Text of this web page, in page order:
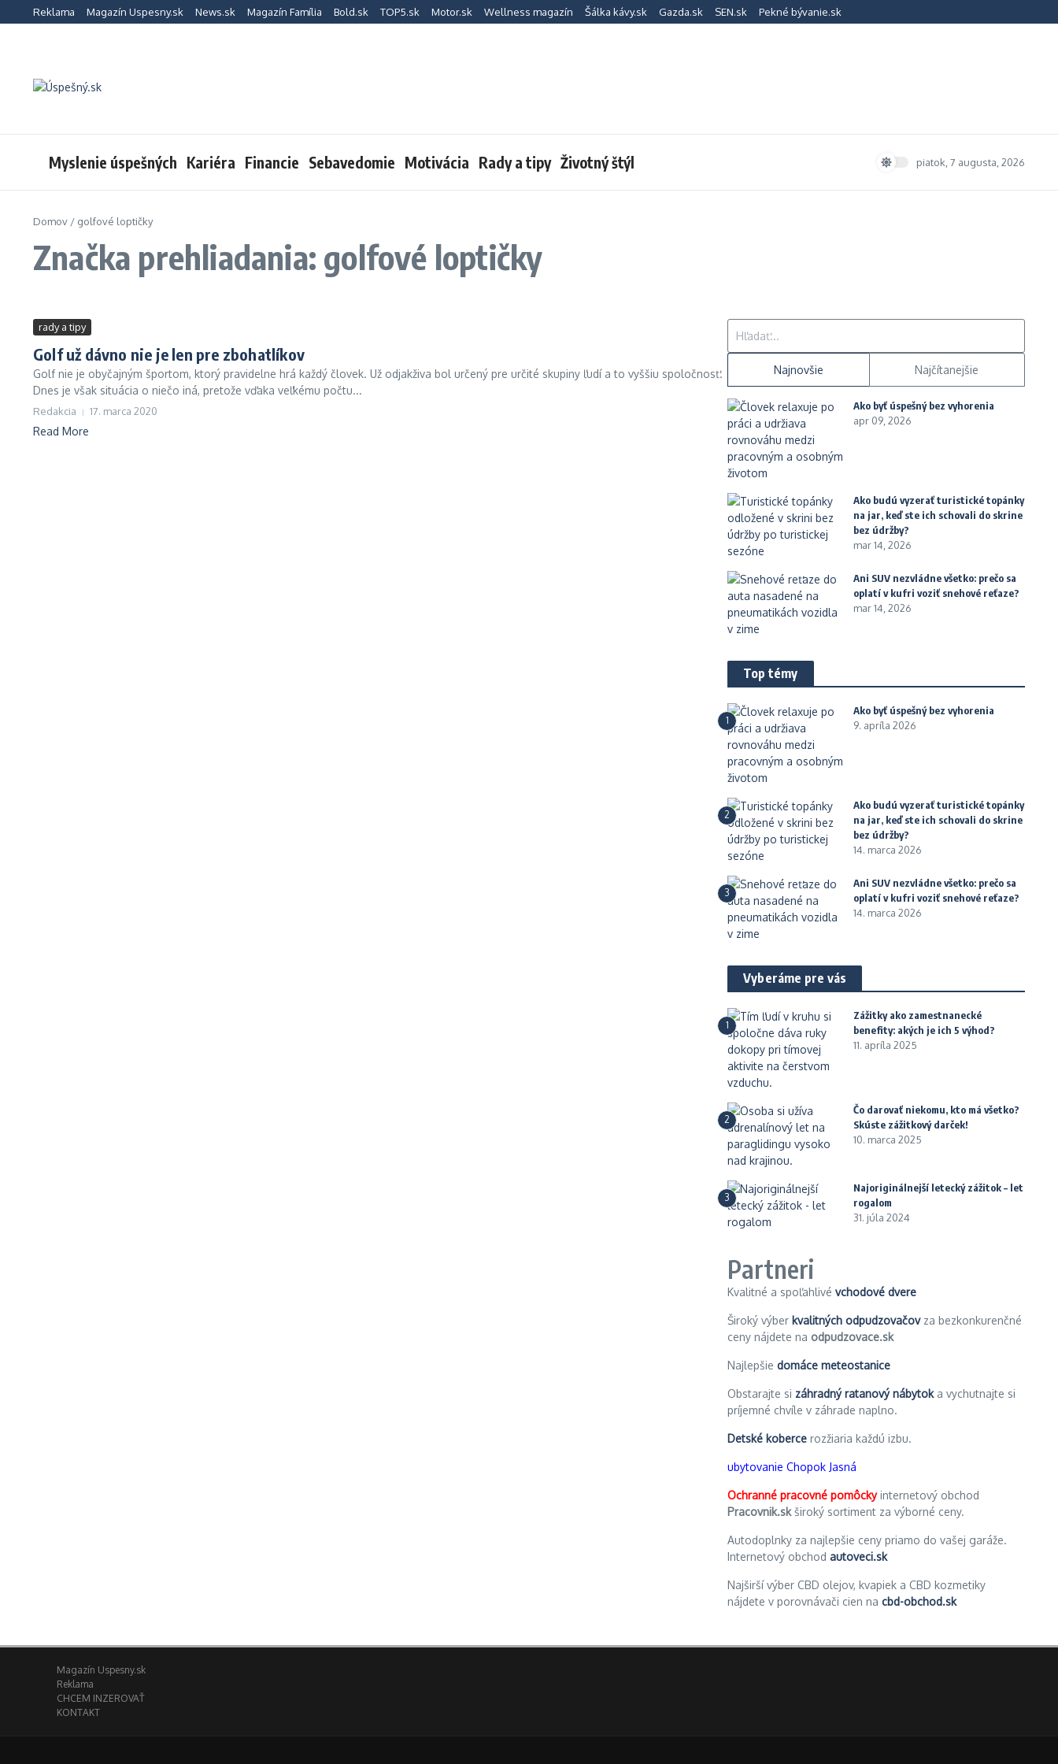
Preskočiť na obsah
Reklama Magazín Uspesny.sk News.sk Magazín Família Bold.sk TOP5.sk Motor.sk Wellness magazín Šálka kávy.sk Gazda.sk SEN.sk Pekné bývanie.sk
Myslenie úspešných Kariéra Financie Sebavedomie Motivácia Rady a tipy Životný štýl piatok, 7 augusta, 2026
Domov / golfové loptičky
Značka prehliadania: golfové loptičky
rady a tipy
Golf už dávno nie je len pre zbohatlíkov
Golf nie je obyčajným športom, ktorý pravidelne hrá každý človek. Už odjakživa bol určený pre určité skupiny ľudí a to vyššiu spoločnosť.
Dnes je však situácia o niečo iná, pretože vďaka veľkému počtu...
Redakcia 17. marca 2020
Read More
Najnovšie Najčítanejšie
Ako byť úspešný bez vyhorenia
apr 09, 2026
Ako budú vyzerať turistické topánky
na jar, keď ste ich schovali do skrine
bez údržby?
mar 14, 2026
Ani SUV nezvládne všetko: prečo sa
oplatí v kufri voziť snehové reťaze?
mar 14, 2026
Top témy
1
Ako byť úspešný bez vyhorenia
9. apríla 2026
2
Ako budú vyzerať turistické topánky
na jar, keď ste ich schovali do skrine
bez údržby?
14. marca 2026
3
Ani SUV nezvládne všetko: prečo sa
oplatí v kufri voziť snehové reťaze?
14. marca 2026
Vyberáme pre vás
1
Zážitky ako zamestnanecké
benefity: akých je ich 5 výhod?
11. apríla 2025
2
Čo darovať niekomu, kto má všetko?
Skúste zážitkový darček!
10. marca 2025
3
Najoriginálnejší letecký zážitok – let
rogalom
31. júla 2024
Partneri
Kvalitné a spoľahlivé vchodové dvere
Široký výber kvalitných odpudzovačovza bezkonkurenčné
ceny nájdete na odpudzovace.sk
Najlepšie domáce meteostanice
Obstarajte si záhradný ratanový nábytoka vychutnajte si
príjemné chvíle v záhrade naplno.
Detské koberce rozžiaria každú izbu.
ubytovanie Chopok Jasná
Ochranné pracovné pomôckyinternetový obchod
Pracovnik.skširoký sortiment za výborné ceny.
Autodoplnky za najlepšie ceny priamo do vašej garáže.
Internetový obchod autoveci.sk
Najširší výber CBD olejov, kvapiek a CBD kozmetiky
nájdete v porovnávači cien na cbd-obchod.sk
Magazín Uspesny.sk
Reklama
CHCEM INZEROVAŤ
KONTAKT